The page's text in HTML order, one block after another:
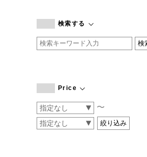
by basics
CATWORTH
COGTHEBIGSMOKE
CONVERSE
DEAN & DELUCA
検索する
Price
〜